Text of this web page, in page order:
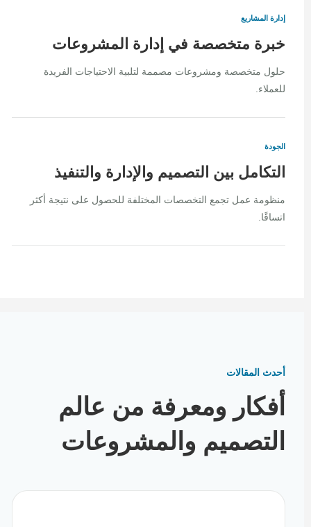
إدارة المشاريع
خبرة متخصصة في إدارة المشروعات
حلول متخصصة ومشروعات مصممة لتلبية الاحتياجات الفريدة
للعملاء.
الجودة
التكامل بين التصميم والإدارة والتنفيذ
منظومة عمل تجمع التخصصات المختلفة للحصول على نتيجة أكثر
اتساقًا.
أحدث المقالات
أفكار ومعرفة من عالم
التصميم والمشروعات